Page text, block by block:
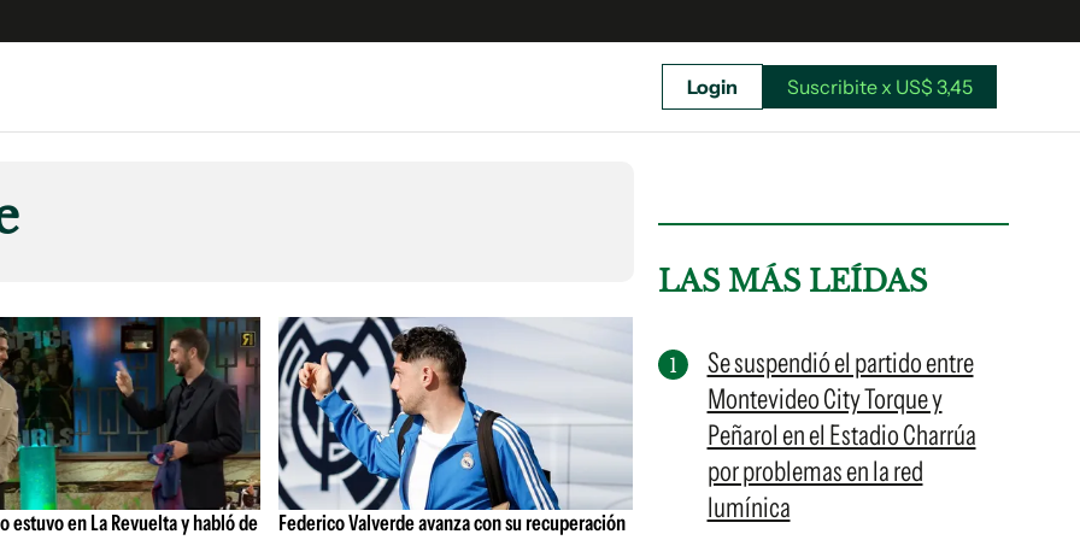
Unidos
Suscribite x US$ 3,45
Login Suscribite x US$ 3,45
estuvo en La Revuelta y habló de
Federico Valverde avanza con su recuperación
LAS MÁS LEÍDAS
Se suspendió el partido entre
Montevideo City Torque y
Peñarol en el Estadio Charrúa
por problemas en la red
lumínica